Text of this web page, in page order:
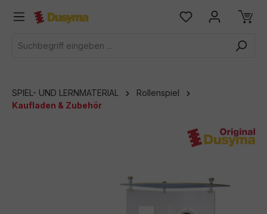
springen
SPIEL- UND LERNMATERIAL
Rollenspiel
Kaufladen & Zubehör